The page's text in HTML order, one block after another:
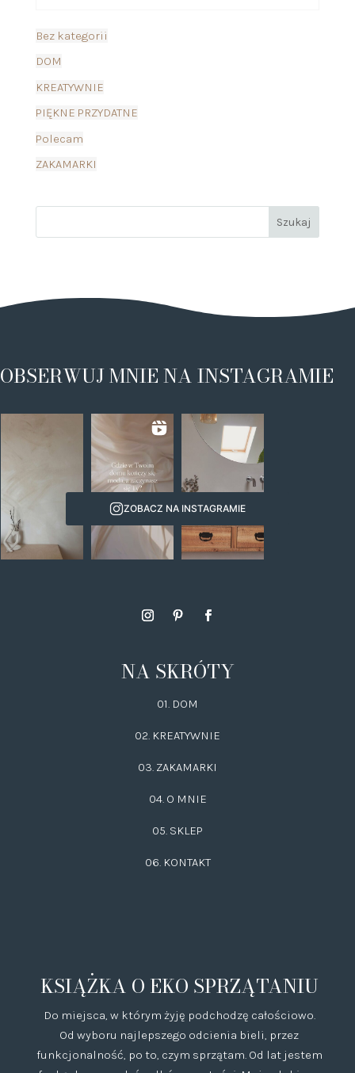
Bez kategorii
DOM
KREATYWNIE
PIĘKNE PRZYDATNE
Polecam
ZAKAMARKI
OBSERWUJ MNIE NA INSTAGRAMIE
ZOBACZ NA INSTAGRAMIE
NA SKRÓTY
01. DOM
02. KREATYWNIE
03. ZAKAMARKI
04. O MNIE
05. SKLEP
06. KONTAKT
KSIĄŻKA O EKO SPRZĄTANIU
Do miejsca, w którym żyję podchodzę całościowo.
Od wyboru najlepszego odcienia bieli, przez
funkcjonalność, po to, czym sprzątam. Od lat jestem